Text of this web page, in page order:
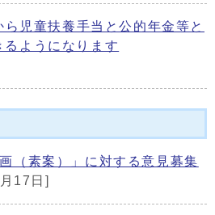
児童扶養手当と公的年金等と
ようになります
（素案）」に対する意見募集
17日]